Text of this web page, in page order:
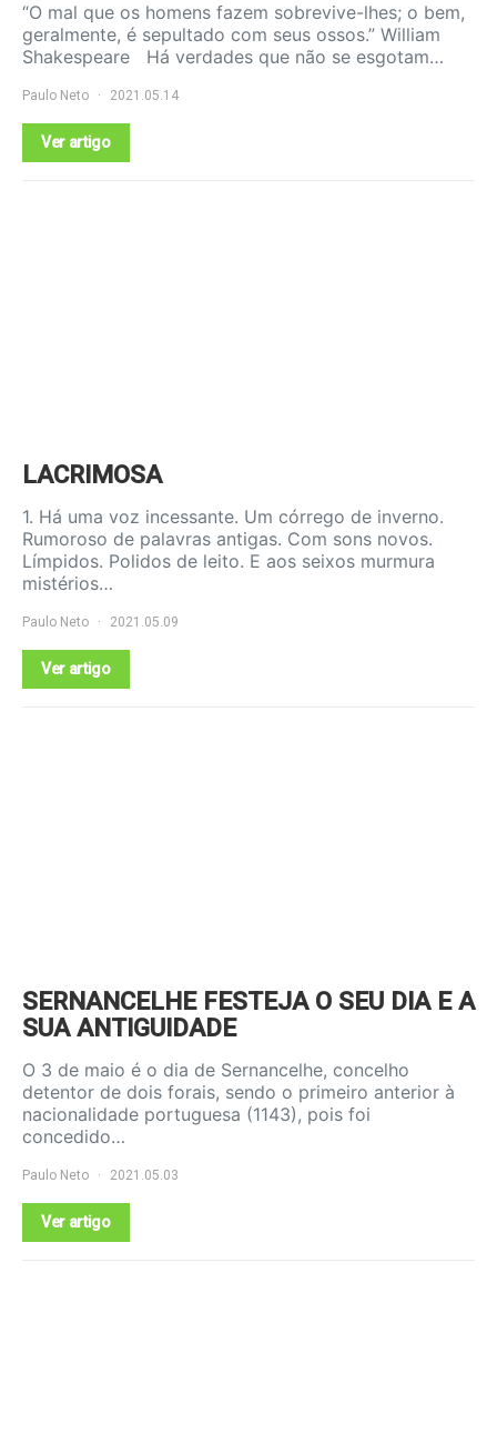
“O mal que os homens fazem sobrevive-lhes; o bem,
geralmente, é sepultado com seus ossos.” William
Shakespeare Há verdades que não se esgotam…
Paulo Neto 2021.05.14
Ver artigo
LACRIMOSA
1. Há uma voz incessante. Um córrego de inverno.
Rumoroso de palavras antigas. Com sons novos.
Límpidos. Polidos de leito. E aos seixos murmura
mistérios…
Paulo Neto 2021.05.09
Ver artigo
SERNANCELHE FESTEJA O SEU DIA E A
SUA ANTIGUIDADE
O 3 de maio é o dia de Sernancelhe, concelho
detentor de dois forais, sendo o primeiro anterior à
nacionalidade portuguesa (1143), pois foi
concedido…
Paulo Neto 2021.05.03
Ver artigo